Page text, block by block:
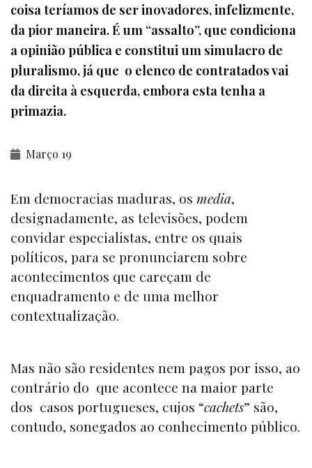
coisa teríamos de ser inovadores, infelizmente,
da pior maneira. É um “assalto”, que condiciona
a opinião pública e constitui um simulacro de
pluralismo, já que o elenco de contratados vai
da direita à esquerda, embora esta tenha a
primazia.
Março 19
Em democracias maduras, os media,
designadamente, as televisões, podem
convidar especialistas, entre os quais
políticos, para se pronunciarem sobre
acontecimentos que careçam de
enquadramento e de uma melhor
contextualização.
Mas não são residentes nem pagos por isso, ao
contrário do que acontece na maior parte
dos casos portugueses, cujos “cachets” são,
contudo, sonegados ao conhecimento público.